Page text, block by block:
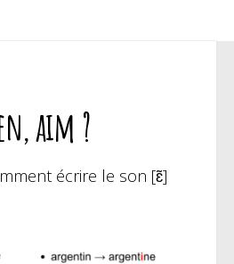
aim ?
écrire le son [ɛ̃]